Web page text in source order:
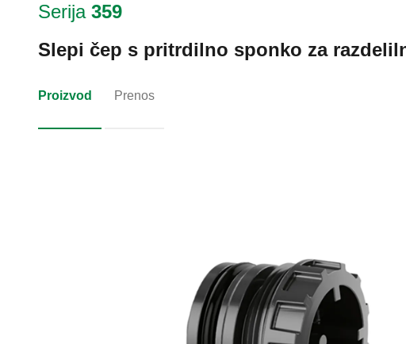
Serija 359
Slepi čep s pritrdilno sponko za
Proizvod Prenos